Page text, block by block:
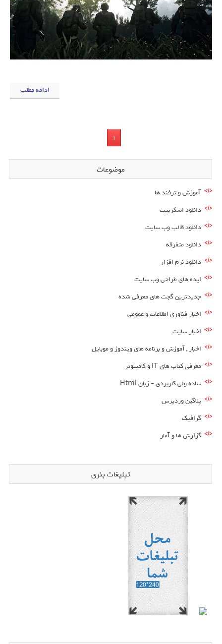
ادامه مطلب
1
موضوعات
آموزش و ترفند ها
دانلود اسکریپت
دانلود قالب وب سایت
دانلود متفرقه
دانلود نرم افزار
ایده های طراحی وب سایت
جدیدترین گجت های معرفی شده
اخبار فناوری اطلاعات و عمومی
اخبار سایت
اخبار , آموزش و برنامه های ویندوز و موبایل
معرفی کتاب های IT و کامپیوتر
ساده ولی کاربردی – زبان Html
پلاگین وردپرس
گرافیک
گزارش ها و آمار
تبلیغات بنری